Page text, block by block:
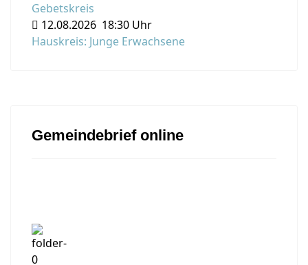
Gebetskreis
12.08.2026 18:30 Uhr
Hauskreis: Junge Erwachsene
Gemeindebrief online